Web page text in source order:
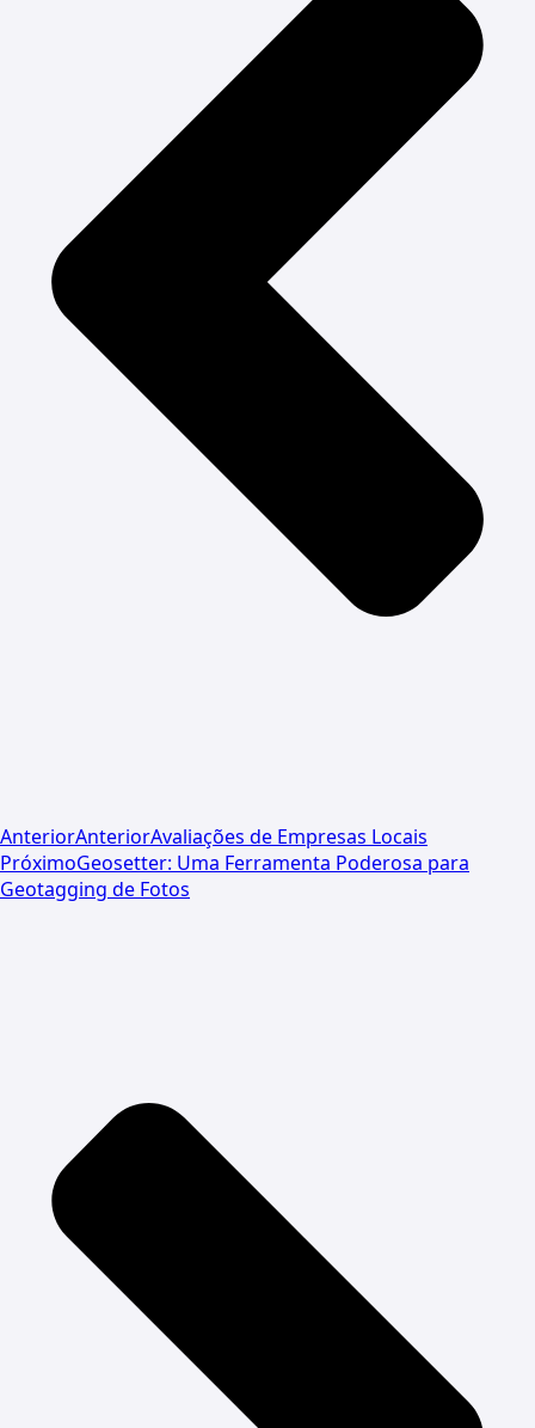
AnteriorAnteriorAvaliações de Empresas Locais
PróximoGeosetter: Uma Ferramenta Poderosa para
Geotagging de Fotos